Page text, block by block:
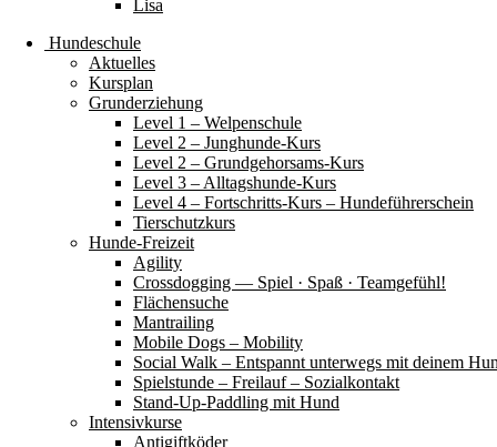
Lisa
Hundeschule
Aktuelles
Kursplan
Grunderziehung
Level 1 – Welpenschule
Level 2 – Junghunde-Kurs
Level 2 – Grundgehorsams-Kurs
Level 3 – Alltagshunde-Kurs
Level 4 – Fortschritts-Kurs – Hundeführerschein
Tierschutzkurs
Hunde-Freizeit
Agility
Crossdogging — Spiel · Spaß · Teamgefühl!
Flächensuche
Mantrailing
Mobile Dogs – Mobility
Social Walk – Entspannt unterwegs mit deinem
Spielstunde – Freilauf – Sozialkontakt
Stand-Up-Paddling mit Hund
Intensivkurse
Antigiftköder